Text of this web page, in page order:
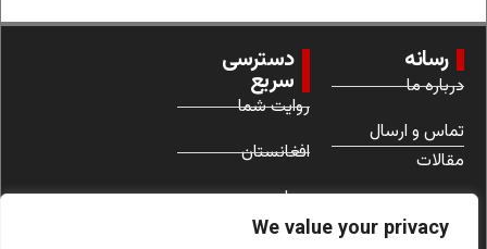
We value your privacy
رسانه
درباره ما
تماس و ارسال
مقالات
دسترسی
سریع
روایت شما
افغانستان
جهان